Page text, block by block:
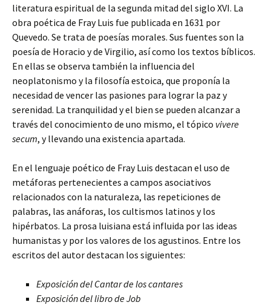
literatura espiritual de la segunda mitad del siglo XVI. La
obra poética de Fray Luis fue publicada en 1631 por
Quevedo. Se trata de poesías morales. Sus fuentes son la
poesía de Horacio y de Virgilio, así como los textos bíblicos.
En ellas se observa también la influencia del
neoplatonismo y la filosofía estoica, que proponía la
necesidad de vencer las pasiones para lograr la paz y
serenidad. La tranquilidad y el bien se pueden alcanzar a
través del conocimiento de uno mismo, el tópico vivere
secum, y llevando una existencia apartada.
En el lenguaje poético de Fray Luis destacan el uso de
metáforas pertenecientes a campos asociativos
relacionados con la naturaleza, las repeticiones de
palabras, las anáforas, los cultismos latinos y los
hipérbatos. La prosa luisiana está influida por las ideas
humanistas y por los valores de los agustinos. Entre los
escritos del autor destacan los siguientes:
Exposición del Cantar de los cantares
Exposición del libro de Job